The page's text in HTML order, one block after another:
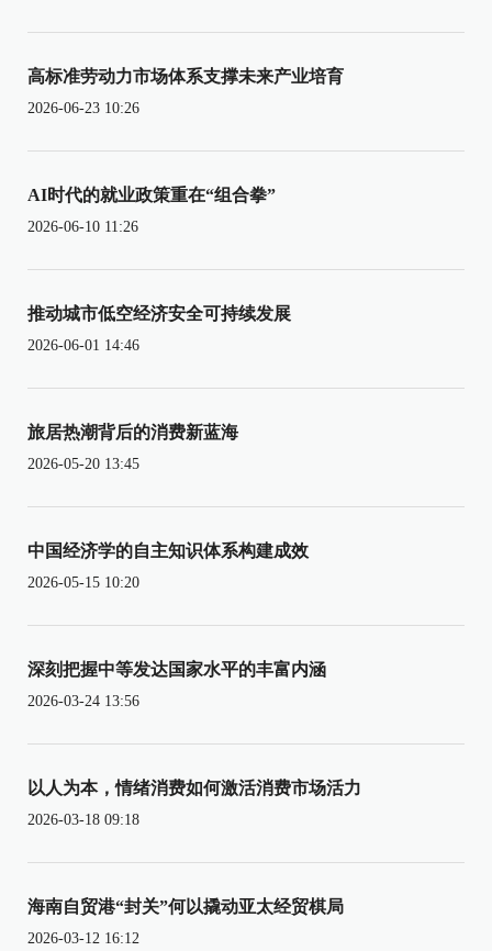
高标准劳动力市场体系支撑未来产业培育
2026-06-23 10:26
AI时代的就业政策重在“组合拳”
2026-06-10 11:26
推动城市低空经济安全可持续发展
2026-06-01 14:46
旅居热潮背后的消费新蓝海
2026-05-20 13:45
中国经济学的自主知识体系构建成效
2026-05-15 10:20
深刻把握中等发达国家水平的丰富内涵
2026-03-24 13:56
以人为本，情绪消费如何激活消费市场活力
2026-03-18 09:18
海南自贸港“封关”何以撬动亚太经贸棋局
2026-03-12 16:12